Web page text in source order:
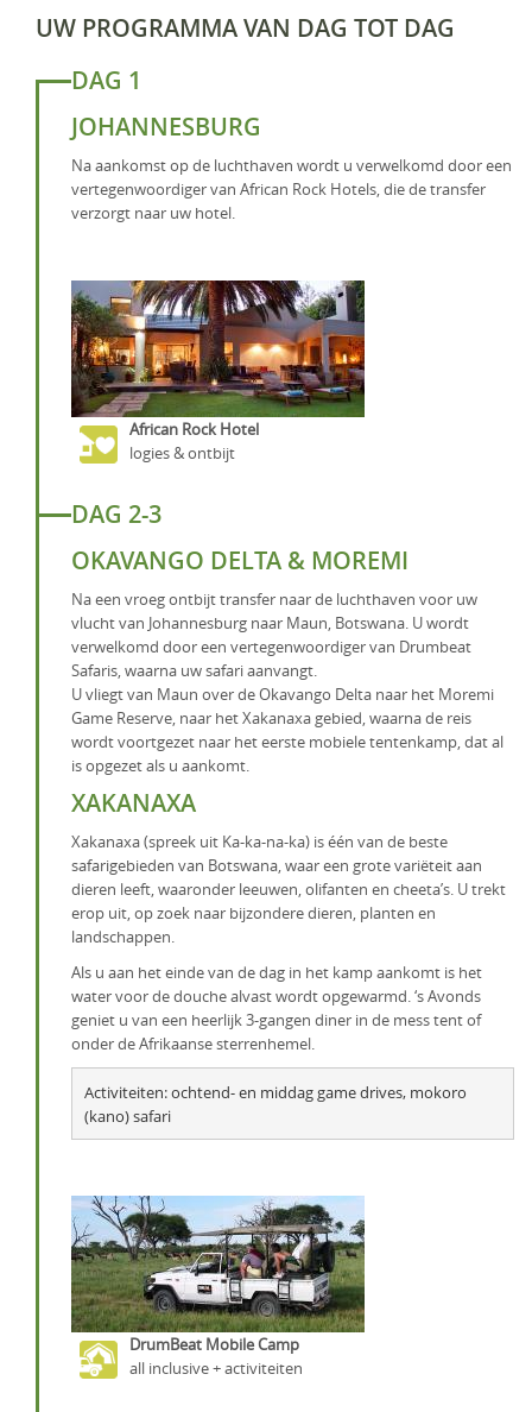
UW PROGRAMMA VAN DAG TOT DAG
DAG 1
JOHANNESBURG
Na aankomst op de luchthaven wordt u verwelkomd door een
vertegenwoordiger van African Rock Hotels, die de transfer
verzorgt naar uw hotel.
African Rock Hotel
logies & ontbijt
DAG 2-3
OKAVANGO DELTA & MOREMI
Na een vroeg ontbijt transfer naar de luchthaven voor uw
vlucht van Johannesburg naar Maun, Botswana. U wordt
verwelkomd door een vertegenwoordiger van Drumbeat
Safaris, waarna uw safari aanvangt.
U vliegt van Maun over de Okavango Delta naar het Moremi
Game Reserve, naar het Xakanaxa gebied, waarna de reis
wordt voortgezet naar het eerste mobiele tentenkamp, dat al
is opgezet als u aankomt.
XAKANAXA
Xakanaxa (spreek uit Ka-ka-na-ka) is één van de beste
safarigebieden van Botswana, waar een grote variëteit aan
dieren leeft, waaronder leeuwen, olifanten en cheeta’s. U trekt
erop uit, op zoek naar bijzondere dieren, planten en
landschappen.
Als u aan het einde van de dag in het kamp aankomt is het
water voor de douche alvast wordt opgewarmd. ‘s Avonds
geniet u van een heerlijk 3-gangen diner in de mess tent of
onder de Afrikaanse sterrenhemel.
Activiteiten: ochtend- en middag game drives, mokoro
(kano) safari
DrumBeat Mobile Camp
all inclusive + activiteiten